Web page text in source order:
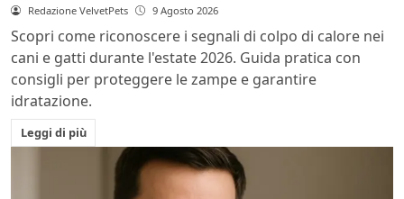
Redazione VelvetPets 9 Agosto 2026
Scopri come riconoscere i segnali di colpo di calore nei
cani e gatti durante l'estate 2026. Guida pratica con
consigli per proteggere le zampe e garantire
idratazione.
Leggi di più